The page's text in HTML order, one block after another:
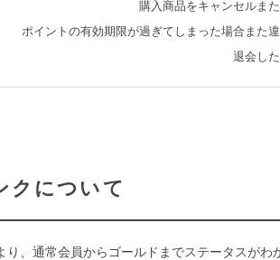
購入商品をキャンセルま
ポイントの有効期限が過ぎてしまった場合また
退会し
クについて
り、通常会員からゴールドまでステータスがわ